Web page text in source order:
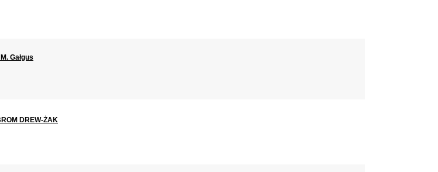
Gałgus
DREW-ŻAK